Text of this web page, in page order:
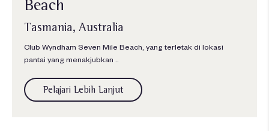
Beach
Tasmania, Australia
Club Wyndham Seven Mile Beach, yang terletak di lokasi
pantai yang menakjubkan ..
Pelajari Lebih Lanjut